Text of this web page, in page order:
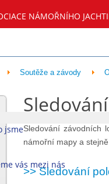
NÁMOŘNÍHO
jsme
vás mezi nás
Soutěže a závody
Sledování závodních
námořní mapy a
>> Sledování